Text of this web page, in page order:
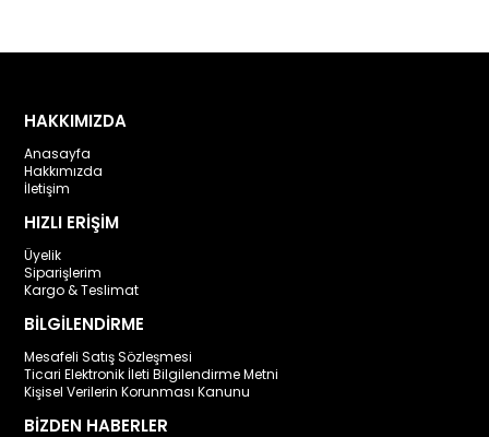
HAKKIMIZDA
Anasayfa
Hakkımızda
İletişim
HIZLI ERİŞİM
Üyelik
Siparişlerim
Kargo & Teslimat
BİLGİLENDİRME
Mesafeli Satış Sözleşmesi
Ticari Elektronik İleti Bilgilendirme Metni
Kişisel Verilerin Korunması Kanunu
BİZDEN HABERLER